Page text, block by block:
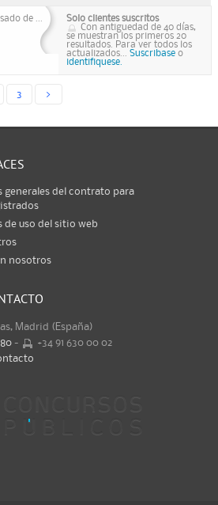
de ...
Solo clientes suscritos
Con antiguedad de 40 días,
se muestran los primeros 20
resultados. Para ver todos los
actualizados... Suscribase o
identifiquese.
3 >
generales del contrato para
de uso del sitio web
nosotros
Madrid (España)
80 -
+34 91 630 00 02